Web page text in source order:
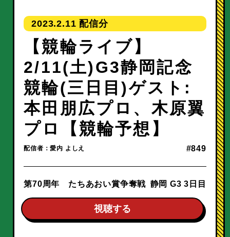
2023.2.11
【競輪ライブ】
2/11(土)G3静岡記念
競輪(三日目)ゲスト:
本田朋広プロ、木原翼
プロ【競輪予想】
配信者：愛内 よしえ #849
第70周年 たちあおい賞争奪戦 静岡 G3 3日目
視聴する